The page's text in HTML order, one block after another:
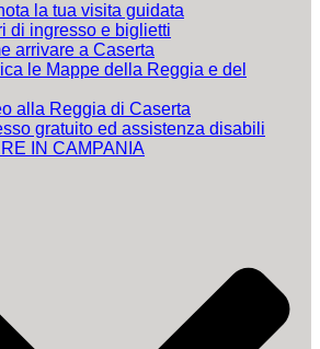
la tua visita guidata
di ingresso e biglietti
arrivare a Caserta
le Mappe della Reggia e del
alla Reggia di Caserta
gratuito ed assistenza disabili
IN CAMPANIA